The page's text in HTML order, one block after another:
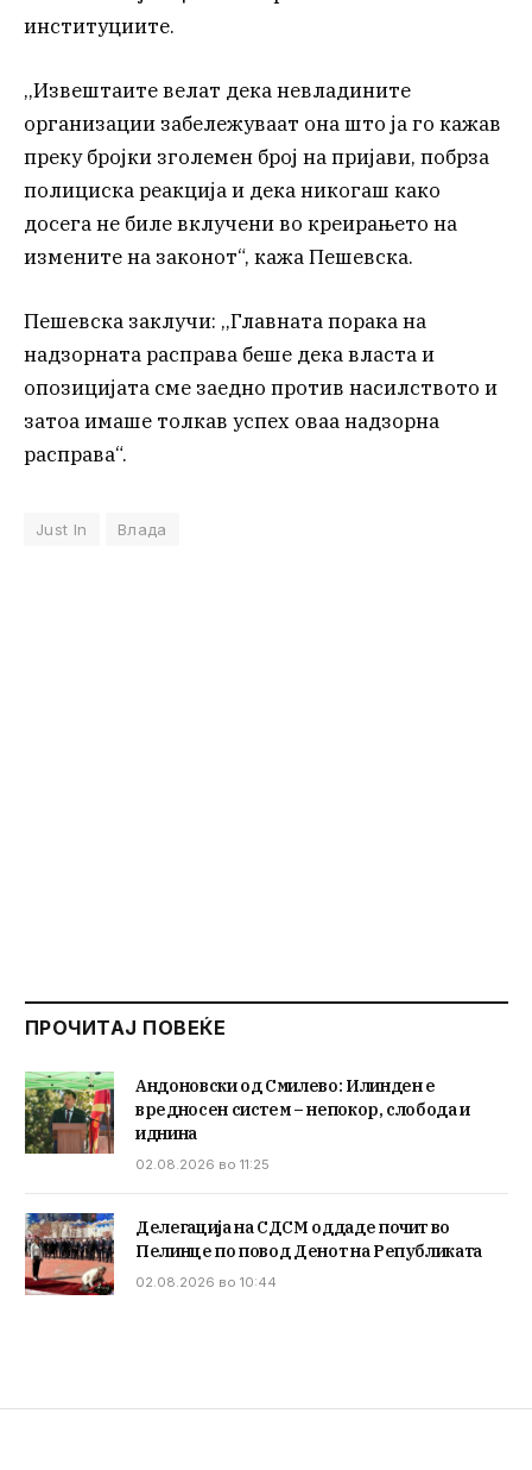
институциите.
,,Извештаите велат дека невладините
организации забележуваат она што ја го кажав
преку бројки зголемен број на пријави, побрза
полициска реакција и дека никогаш како
досега не биле вклучени во креирањето на
измените на законот“, кажа Пешевска.
Пешевска заклучи: ,,Главната порака на
надзорната расправа беше дека власта и
опозицијата сме заедно против насилството и
затоа имаше толкав успех оваа надзорна
расправа“.
Just In Влада
ПРОЧИТАЈ ПОВЕЌЕ
Андоновски од Смилево: Илинден е
вредносен систем – непокор, слобода и
иднина
02.08.2026 во 11:25
Делегација на СДСМ оддаде почит во
Пелинце по повод Денот на Републиката
02.08.2026 во 10:44